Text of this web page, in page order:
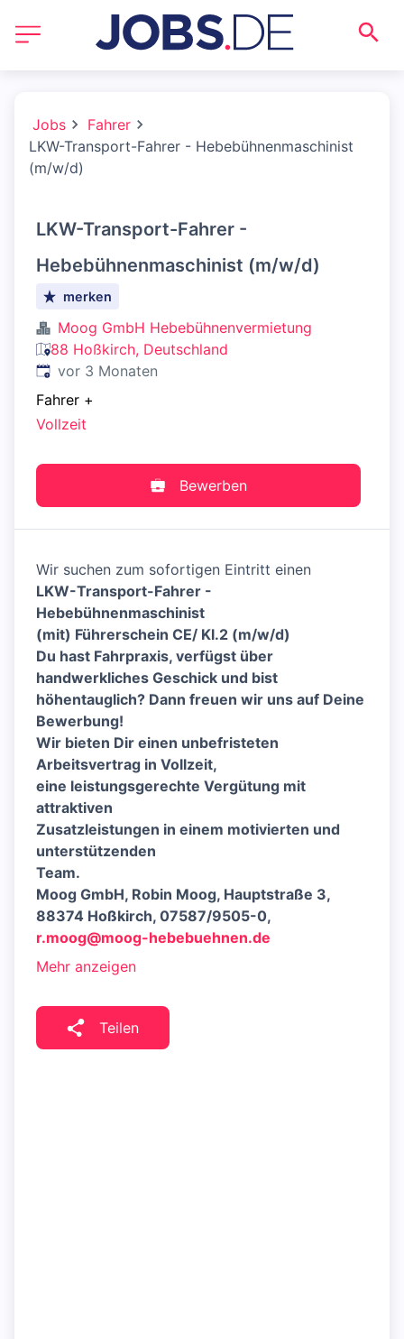
Jobs
Fahrer
LKW-Transport-Fahrer - Hebebühnenmaschinist
(m/w/d)
LKW-Transport-Fahrer -
Hebebühnenmaschinist (m/w/d)
merken
Moog GmbH Hebebühnenvermietung
88 Hoßkirch, Deutschland
Veröffentlicht:
vor 3 Monaten
Fahrer +
Vollzeit
Bewerben
Wir suchen zum sofortigen Eintritt einen
LKW-Transport-Fahrer -
Hebebühnenmaschinist
(mit) Führerschein CE/ Kl.2 (m/w/d)
Du hast Fahrpraxis, verfügst über
handwerkliches Geschick und bist
höhentauglich? Dann freuen wir uns auf Deine
Bewerbung!
Wir bieten Dir einen unbefristeten
Arbeitsvertrag in Vollzeit,
eine leistungsgerechte Vergütung mit
attraktiven
Zusatzleistungen in einem motivierten und
unterstützenden
Team.
Moog GmbH, Robin Moog, Hauptstraße 3,
88374 Hoßkirch, 07587/9505-0,
r.moog@moog-hebebuehnen.de
Mehr anzeigen
Teilen